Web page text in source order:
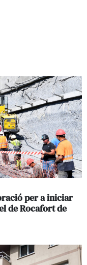
per a iniciar
de Rocafort de